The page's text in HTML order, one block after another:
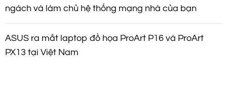
ngách và làm chủ hệ thống mạng nhà của bạn
ASUS ra mắt laptop đồ họa ProArt P16 và ProArt
PX13 tại Việt Nam